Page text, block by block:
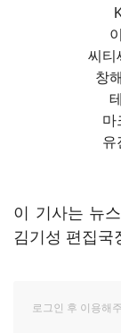
씨티
창
마
유
이 기사는 뉴
김기성 편집국